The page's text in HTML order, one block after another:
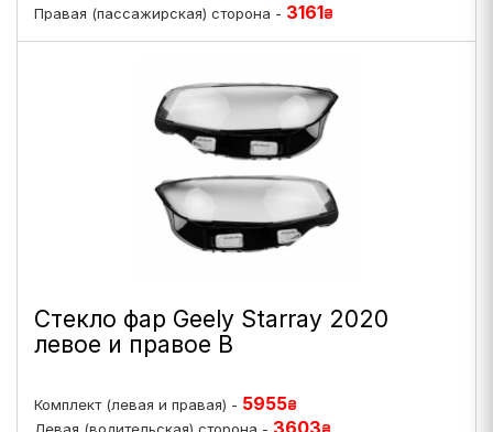
Правая (пассажирская) сторона - 3161₴
Стекло фар Geely Starray 2020
левое и правое B
Комплект (левая и правая) - 5955₴
3603